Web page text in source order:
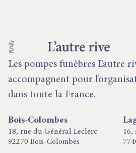
Les pompes funèbres L’autre
accompagnent pour
dans toute la France.
Bois-Colombes
18, rue du Général Leclerc
92270 Bois-Colombes
16,